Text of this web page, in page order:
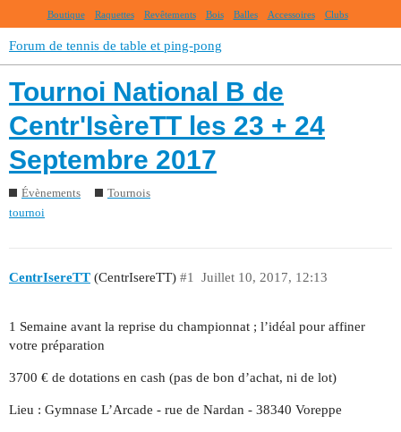
Boutique Raquettes Revêtements Bois Balles Accessoires Clubs
Forum de tennis de table et ping-pong
Tournoi National B de
Centr'IsèreTT les 23 + 24
Septembre 2017
Évènements
Tournois
tournoi
CentrIsereTT (CentrIsereTT) Juillet 10, 2017, 12:13
#1
1 Semaine avant la reprise du championnat ; l’idéal pour affiner
votre préparation
3700 € de dotations en cash (pas de bon d’achat, ni de lot)
Lieu : Gymnase L’Arcade - rue de Nardan - 38340 Voreppe